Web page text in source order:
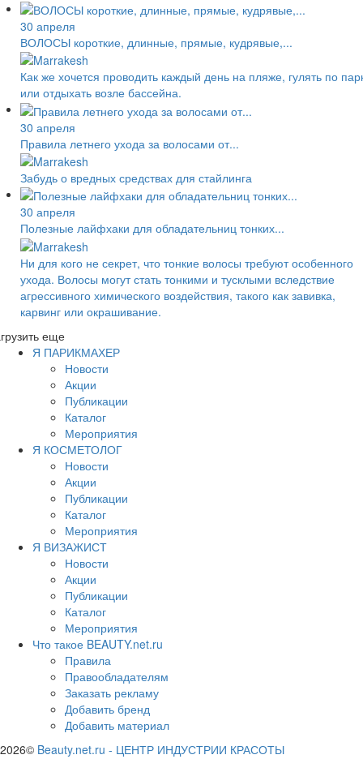
30 апреля
ВОЛОСЫ короткие, длинные, прямые, кудрявые,...
Как же хочется проводить каждый день на пляже, гулять по
или отдыхать возле бассейна.
30 апреля
Правила летнего ухода за волосами от...
Забудь о вредных средствах для стайлинга
30 апреля
Полезные лайфхаки для обладательниц тонких...
Ни для кого не секрет, что тонкие волосы требуют особенного
ухода. Волосы могут стать тонкими и тусклыми вследствие
агрессивного химического воздействия, такого как завивка,
карвинг или окрашивание.
еще
Я ПАРИКМАХЕР
Новости
Акции
Публикации
Каталог
Мероприятия
Я КОСМЕТОЛОГ
Новости
Акции
Публикации
Каталог
Мероприятия
Я ВИЗАЖИСТ
Новости
Акции
Публикации
Каталог
Мероприятия
Что такое BEAUTY.net.ru
Правила
Правообладателям
Заказать рекламу
Добавить бренд
Добавить материал
2026© Beauty.net.ru - ЦЕНТР ИНДУСТРИИ КРАСОТЫ